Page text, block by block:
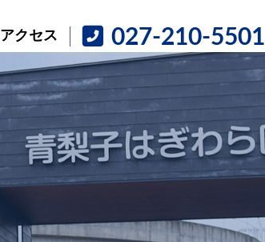
アクセス 027-210-5501